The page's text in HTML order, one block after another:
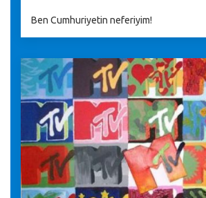
Ben Cumhuriyetin neferiyim!